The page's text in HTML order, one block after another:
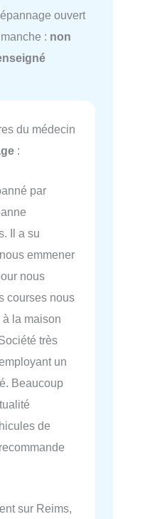
ouvert
: non
du médecin
:
par
Il a su
emmener
nous
courses nous
la maison
très
un
Beaucoup
de
sur Reims,